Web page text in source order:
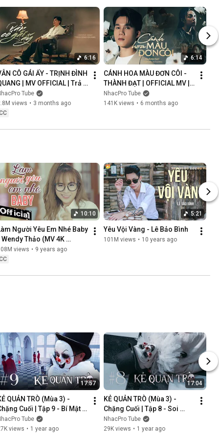
6:16
CÔ GÁI ẤY - TRỊNH ĐÌNH
| MV OFFICIAL | Trả
Em Quá Khứ Đau Lòng
Lỗi Vì Làm Em Khóc
Tube
views • 3 months ago
6:14
CÁNH HOA MÀU ĐƠN CÔI -
THÀNH ĐẠT | OFFICIAL MV |
Anh Nghĩ Chắc Là Ý Trời
Nhưng Buồn Lắm Người Ơi...
NhacPro Tube
141K views • 6 months ago
10:10
Người Yêu Em Nhé Baby
Wendy Thảo (MV 4K
views • 9 years ago
5:21
Yêu Vội Vàng - Lê Bảo Bình
101M views • 10 years ago
17:57
QUẢN TRÒ (Mùa 3) -
Cuối | Tập 9 - Bí Mật
| GAME CUNG HOÀNG
|| Web Drama 2025
Tube
views • 1 year ago
17:04
KẺ QUẢN TRÒ (Mùa 3) -
Chặng Cuối | Tập 8 - Soi
Cung | GAME CUNG HOÀNG
ĐẠO || Web Drama 2025
NhacPro Tube
29K views • 1 year ago